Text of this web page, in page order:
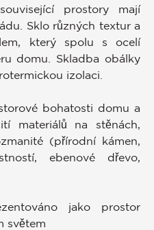
prostory mají
Sklo různých textur a
který spolu s ocelí
domu. Skladba obálky
izolaci.
bohatosti domu a
materiálů na stěnách,
(přírodní kámen,
ebenové dřevo,
jako prostor
světem